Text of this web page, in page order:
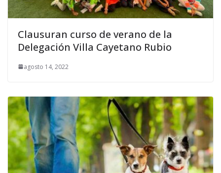
Clausuran curso de verano de la
Delegación Villa Cayetano Rubio
agosto 14, 2022